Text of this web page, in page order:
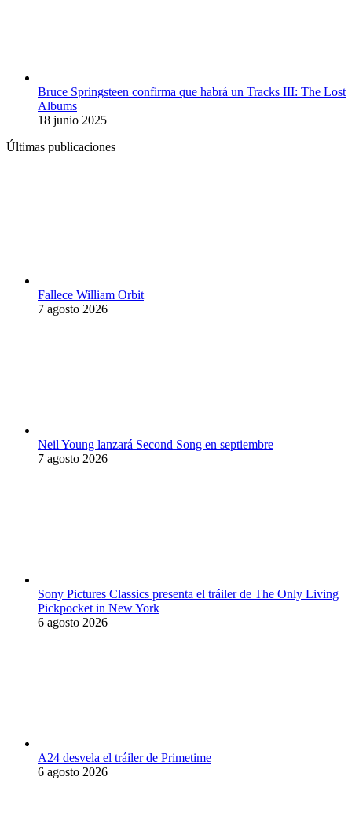
Bruce Springsteen confirma que habrá un Tracks III: The Lost
Albums
18 junio 2025
Últimas publicaciones
Fallece William Orbit
7 agosto 2026
Neil Young lanzará Second Song en septiembre
7 agosto 2026
Sony Pictures Classics presenta el tráiler de The Only Living
Pickpocket in New York
6 agosto 2026
A24 desvela el tráiler de Primetime
6 agosto 2026